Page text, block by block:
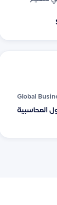
المحاسبية